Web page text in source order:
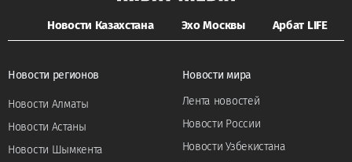
Новости Казахстана Эхо Москвы Арбат LIFE
Новости регионов
Новости Алматы
Новости Астаны
Новости Шымкента
Новости мира
Лента новостей
Новости России
Новости Узбекистана